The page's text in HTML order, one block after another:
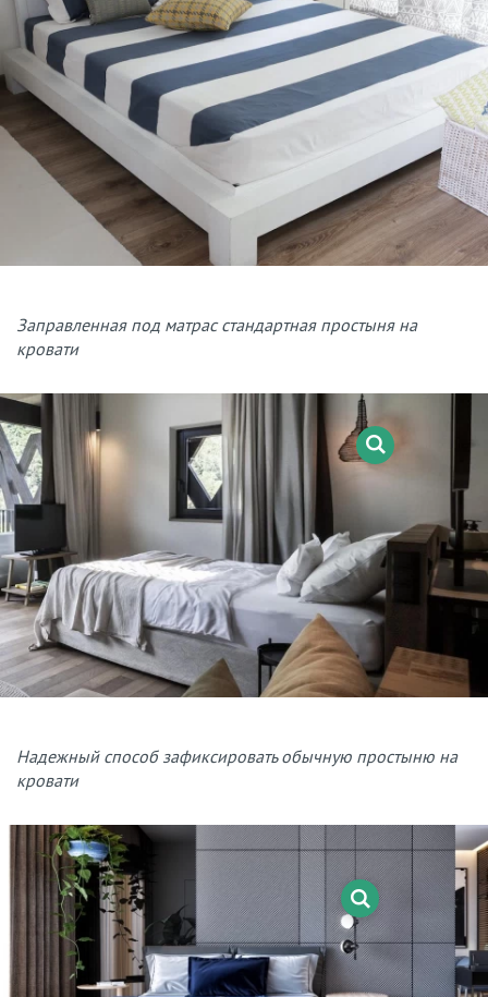
Заправленная под матрас стандартная простыня на
кровати
Надежный способ зафиксировать обычную простыню на
кровати